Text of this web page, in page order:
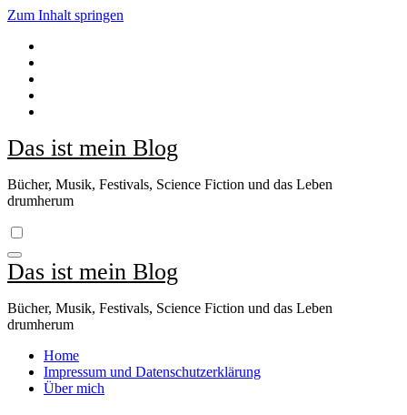
Zum Inhalt springen
Das ist mein Blog
Bücher, Musik, Festivals, Science Fiction und das Leben
drumherum
Das ist mein Blog
Bücher, Musik, Festivals, Science Fiction und das Leben
drumherum
Home
Impressum und Datenschutzerklärung
Über mich